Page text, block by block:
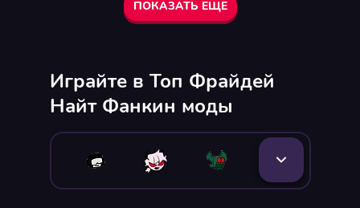
ПОКАЗАТЬ ЕЩЕ
Играйте в Топ Фрайдей
Найт Фанкин моды